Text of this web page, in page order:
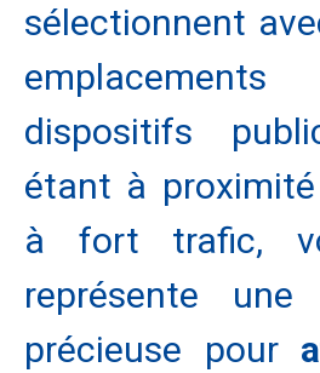
sélectionnent
dispositifs
étant à proximité
à fort trafic,
représente une
précieuse pour